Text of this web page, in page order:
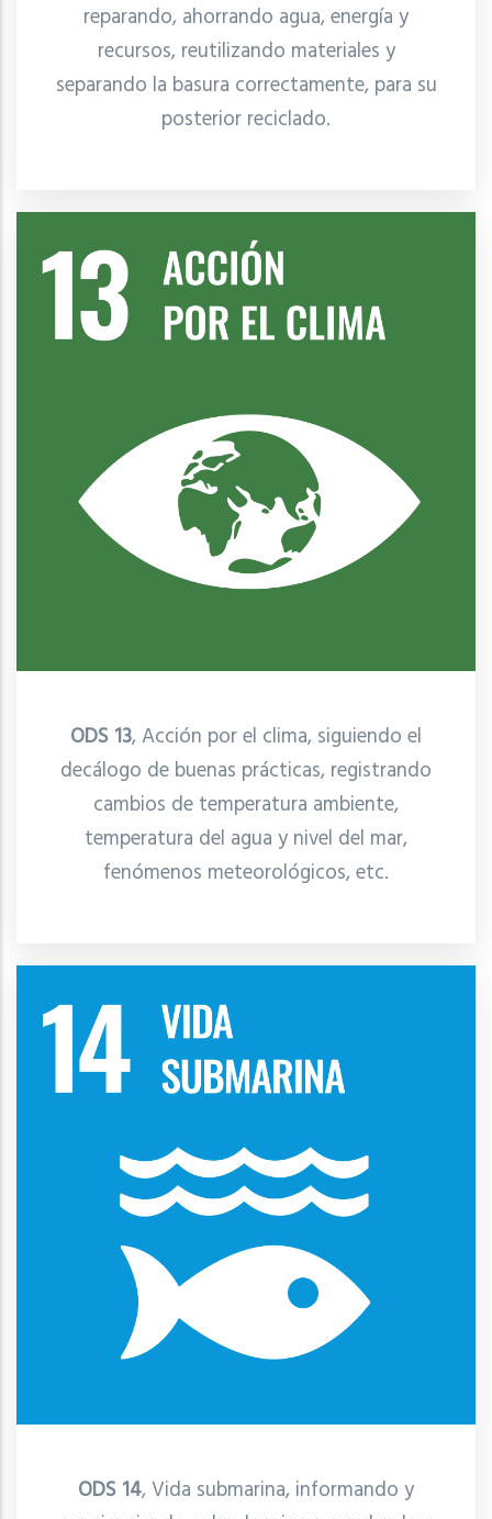
reparando, ahorrando agua, energía y
recursos, reutilizando materiales y
separando la basura correctamente, para su
posterior reciclado.
ODS 13, Acción por el clima, siguiendo el
decálogo de buenas prácticas, registrando
cambios de temperatura ambiente,
temperatura del agua y nivel del mar,
fenómenos meteorológicos, etc.
ODS 14, Vida submarina, informando y